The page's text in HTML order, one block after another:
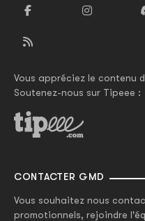
Vous appréciez le contenu
Soutenez-nous sur Tipeee :
CONTACTER GMD
Vous souhaitez nous
promotionnels, rejoindre